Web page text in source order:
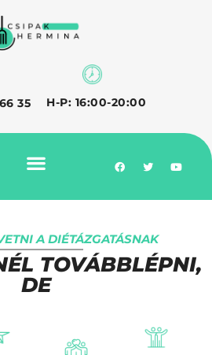
35 H-P: 16:00-20:00
A DIÉTÁZGATÁSNAK
TOVÁBBLÉPNI,
DE